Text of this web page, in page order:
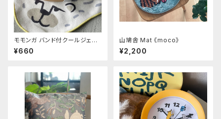
モモンガ バンド付クールジェル
シロクマ
¥660
山鳩舎 Mat 《moco》
¥2,200